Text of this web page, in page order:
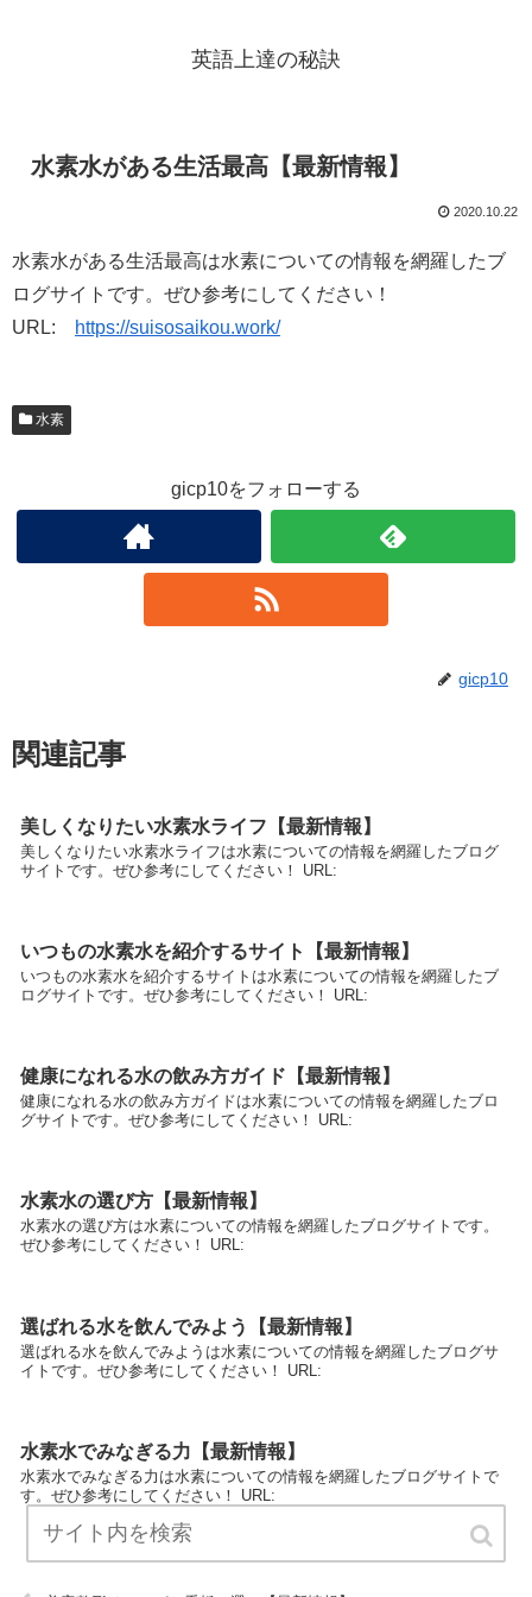
英語上達の秘訣
水素水がある生活最高【最新情報】
2020.10.22
水素水がある生活最高は水素についての情報を網羅したブ
ログサイトです。ぜひ参考にしてください！
URL:
https://suisosaikou.work/
水素
gicp10をフォローする
gicp10
関連記事
美しくなりたい水素水ライフ【最新情報】
美しくなりたい水素水ライフは水素についての情報を網羅したブログ
サイトです。ぜひ参考にしてください！ URL:
いつもの水素水を紹介するサイト【最新情報】
いつもの水素水を紹介するサイトは水素についての情報を網羅したブ
ログサイトです。ぜひ参考にしてください！ URL:
健康になれる水の飲み方ガイド【最新情報】
健康になれる水の飲み方ガイドは水素についての情報を網羅したブロ
グサイトです。ぜひ参考にしてください！ URL:
水素水の選び方【最新情報】
水素水の選び方は水素についての情報を網羅したブログサイトです。
ぜひ参考にしてください！ URL:
選ばれる水を飲んでみよう【最新情報】
選ばれる水を飲んでみようは水素についての情報を網羅したブログサ
イトです。ぜひ参考にしてください！ URL:
水素水でみなぎる力【最新情報】
水素水でみなぎる力は水素についての情報を網羅したブログサイトで
す。ぜひ参考にしてください！ URL: